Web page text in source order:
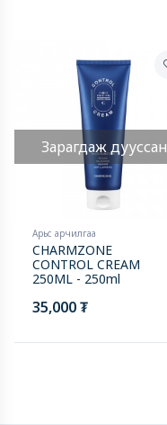
Зарагдаж дууссан
Арьс арчилгаа
CHARMZONE
CONTROL CREAM
250ML - 250ml
35,000 ₮